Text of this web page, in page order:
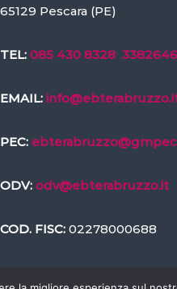
65129 Pescara (PE)
TEL: 085 430 8328
EMAIL:
PEC:
ODV: odv@ebterabruzzo.it
COD. FISC: 02278000688